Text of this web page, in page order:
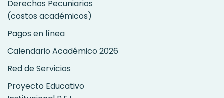
Derechos Pecuniarios
(costos académicos)
Pagos en línea
Calendario Académico 2026
Red de Servicios
Proyecto Educativo